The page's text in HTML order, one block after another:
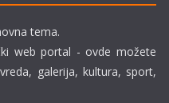
tema.
web portal - ovde možete
galerija, kultura, sport,